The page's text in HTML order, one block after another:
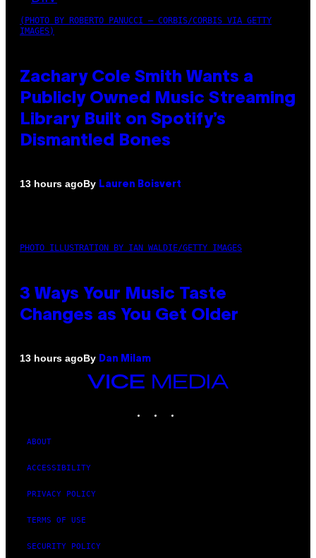
(PHOTO BY ROBERTO PANUCCI – CORBIS/CORBIS VIA GETTY
IMAGES)
Zachary Cole Smith Wants a
Publicly Owned Music Streaming
Library Built on Spotify’s
Dismantled Bones
13 hours agoBy Lauren Boisvert
PHOTO ILLUSTRATION BY IAN WALDIE/GETTY IMAGES
3 Ways Your Music Taste
Changes as You Get Older
13 hours agoBy Dan Milam
VICE
MEDIA
ABOUT
ACCESSIBILITY
PRIVACY POLICY
TERMS OF USE
SECURITY POLICY